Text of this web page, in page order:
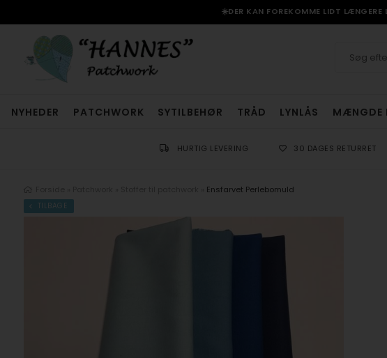
☀️DER KAN FOREKOMME LIDT
NYHEDER PATCHWORK SYTILBEHØR TRÅD LYNLÅS MÆNGDE
HURTIG LEVERING 30 DAGES RETURRET
Ensfarvet Perlebomuld
TILBAGE